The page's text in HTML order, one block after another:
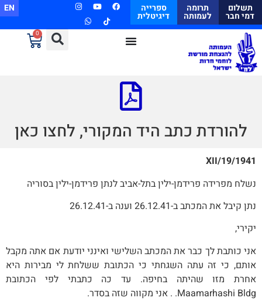
תשלום
דמי חבר
תרומה
לעמותה
ספרייה
דיגיטלית
EN
0
להורדת כתב היד המקורי, לחצו כאן
1941/XII/19
נשלח מפרידה פרידמן-ילין בתל-אביב לנתן פרידמן-ילין בסוריה
נתן קיבל את המכתב ב-26.12.41 וענה ב-26.12.41
יקירי,
אני כותבת לך כבר את המכתב השלישי ואינני יודעת אם אתה מקבל
אותם, כי זה עתה השגחתי כי הכתובת ששלחת לי מבירות היא
אחרת מזו שהיתה בחיפה. עד כה כתבתי לפי הכתובת
Maamarhashi Bldg. . אני מקווה שזה בסדר.